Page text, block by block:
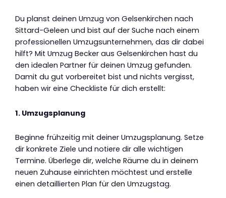
Du planst deinen Umzug von Gelsenkirchen nach
Sittard-Geleen und bist auf der Suche nach einem
professionellen Umzugsunternehmen, das dir dabei
hilft? Mit Umzug Becker aus Gelsenkirchen hast du
den idealen Partner für deinen Umzug gefunden.
Damit du gut vorbereitet bist und nichts vergisst,
haben wir eine Checkliste für dich erstellt:
1. Umzugsplanung
Beginne frühzeitig mit deiner Umzugsplanung. Setze
dir konkrete Ziele und notiere dir alle wichtigen
Termine. Überlege dir, welche Räume du in deinem
neuen Zuhause einrichten möchtest und erstelle
einen detaillierten Plan für den Umzugstag.